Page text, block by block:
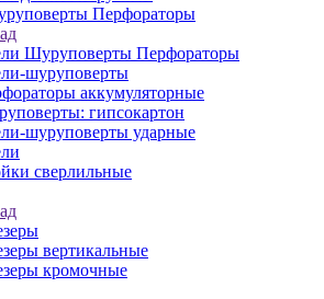
Перфораторы
Шуруповерты Перфораторы
шуруповерты
аккумуляторные
гипсокартон
шуруповерты ударные
сверлильные
вертикальные
кромочные